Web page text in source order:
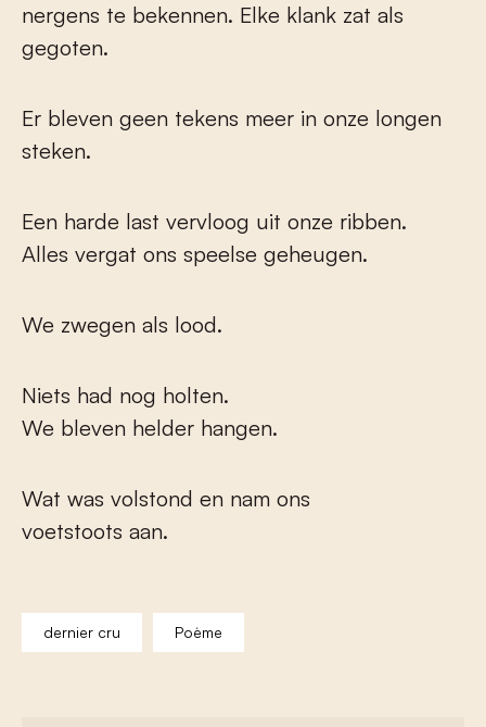
nergens te bekennen. Elke klank zat als
gegoten.
Er bleven geen tekens meer in onze longen
steken.
Een harde last vervloog uit onze ribben.
Alles vergat ons speelse geheugen.
We zwegen als lood.
Niets had nog holten.
We bleven helder hangen.
Wat was volstond en nam ons
voetstoots aan.
dernier cru Poème